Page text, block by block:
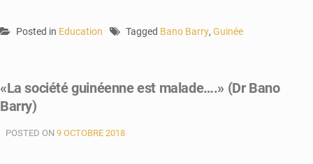
Posted in Education Tagged Bano Barry, Guinée
«La société guinéenne est malade….» (Dr Bano
Barry)
POSTED ON 9 OCTOBRE 2018